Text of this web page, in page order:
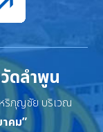
ดลำพูน
ริภุญชัย บริเวณ
าคม”